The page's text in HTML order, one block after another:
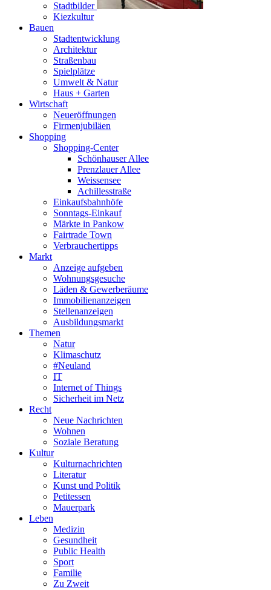
Stadtbilder
Kiezkultur
Bauen
Stadtentwicklung
Architektur
Straßenbau
Spielplätze
Umwelt & Natur
Haus + Garten
Wirtschaft
Neueröffnungen
Firmenjubiläen
Shopping
Shopping-Center
Schönhauser Allee
Prenzlauer Allee
Weissensee
Achillesstraße
Einkaufsbahnhöfe
Sonntags-Einkauf
Märkte in Pankow
Fairtrade Town
Verbrauchertipps
Markt
Anzeige aufgeben
Wohnungsgesuche
Läden & Gewerberäume
Immobilienanzeigen
Stellenanzeigen
Ausbildungsmarkt
Themen
Natur
Klimaschutz
#Neuland
IT
Internet of Things
Sicherheit im Netz
Recht
Neue Nachrichten
Wohnen
Soziale Beratung
Kultur
Kulturnachrichten
Literatur
Kunst und Politik
Petitessen
Mauerpark
Leben
Medizin
Gesundheit
Public Health
Sport
Familie
Zu Zweit